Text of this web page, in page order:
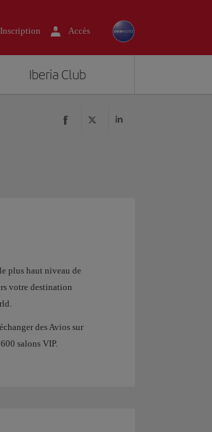
Inscription Accès
Iberia Club
plus haut niveau de
votre destination
des Avios sur
salons VIP.